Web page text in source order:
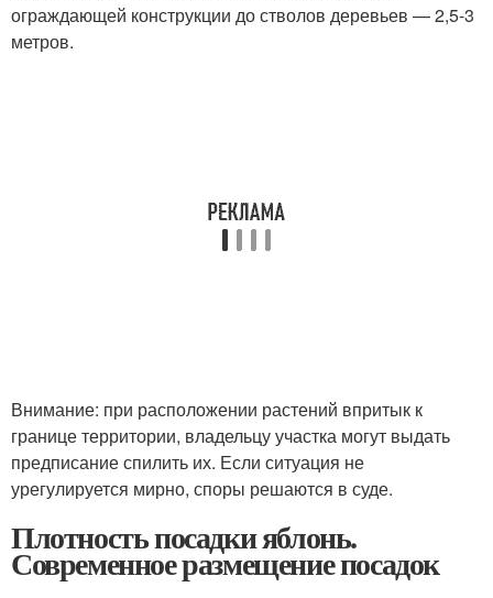
ограждающей конструкции до стволов деревьев — 2,5-3
метров.
Внимание: при расположении растений впритык к
границе территории, владельцу участка могут выдать
предписание спилить их. Если ситуация не
урегулируется мирно, споры решаются в суде.
Плотность посадки яблонь.
Современное размещение посадок